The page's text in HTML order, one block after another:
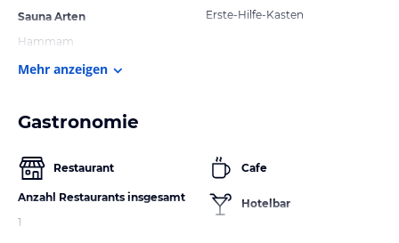
Sauna Arten
Hammam
Erste-Hilfe-Kasten
Mehr anzeigen
Gastronomie
Restaurant
Anzahl Restaurants insgesamt
1
Cafe
Hotelbar